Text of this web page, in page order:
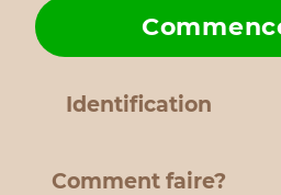
Identification
Comment faire?